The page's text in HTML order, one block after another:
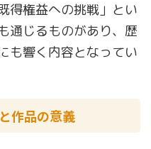
得権益への挑戦」とい
通じるものがあり、歴
も響く内容となってい
作品の意義